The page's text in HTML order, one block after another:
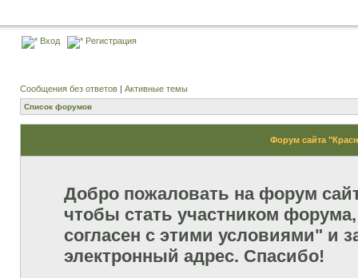
Вход Регистрация
Сообщения без ответов | Активные темы
Список форумов
Форум сайта
Добро пожаловать на форум
чтобы стать участником
согласен с этими условиями" и
электронный адрес. Спасибо!